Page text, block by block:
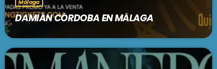
Málaga
DAMIÁN CÓRDOBA EN MÁLAGA